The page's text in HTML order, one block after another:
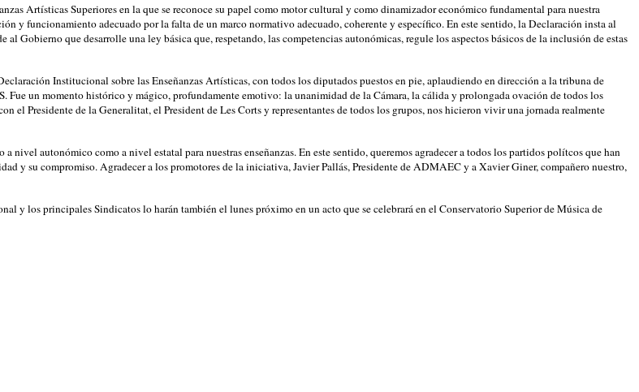
Artísticas Superiores en la que se reconoce su papel como motor cultural y como dinamizador económico fundamental para nuestra
y funcionamiento adecuado por la falta de un marco normativo adecuado, coherente y específico. En este sentido, la Declaración insta al
Gobierno que desarrolle una ley básica que, respetando, las competencias autonómicas, regule los aspectos básicos de la inclusión de estas
Institucional sobre las Enseñanzas Artísticas, con todos los diputados puestos en pie, aplaudiendo en dirección a la tribuna de
un momento histórico y mágico, profundamente emotivo: la unanimidad de la Cámara, la cálida y prolongada ovación de todos los
Presidente de la Generalitat, el President de Les Corts y representantes de todos los grupos, nos hicieron vivir una jornada realmente
autonómico como a nivel estatal para nuestras enseñanzas. En este sentido, queremos agradecer a todos los partidos polítcos que han
y su compromiso. Agradecer a los promotores de la iniciativa, Javier Pallás, Presidente de ADMAEC y a Xavier Giner, compañero nuestro,
y los principales Sindicatos lo harán también el lunes próximo en un acto que se celebrará en el Conservatorio Superior de Música de